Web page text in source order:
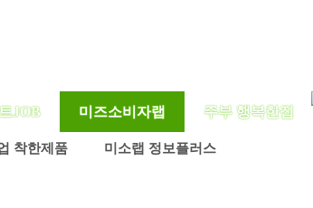
JOB 미즈소비자랩 주부 행복한집
착한제품 미소랩 정보플러스